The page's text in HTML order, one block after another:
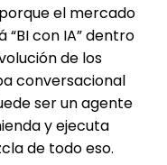
el mercado
con IA” dentro
de los
conversacional
ser un agente
y ejecuta
de todo eso.